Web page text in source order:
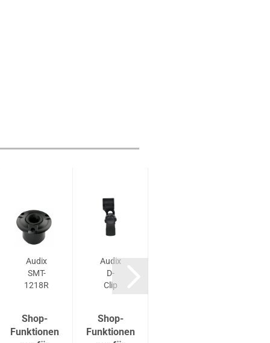
Audix
SMT-
1218R
Shop-
Funktionen
Audix
D-
Clip
Shop-
Funktionen